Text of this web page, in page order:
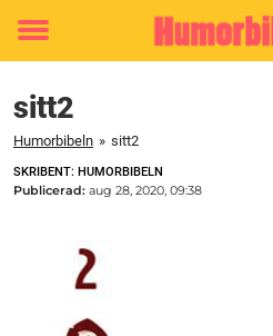
Toggle
sitt2
Humorbibeln » sitt2
SKRIBENT: HUMORBIBELN
Publicerad: aug 28, 2020, 09:38